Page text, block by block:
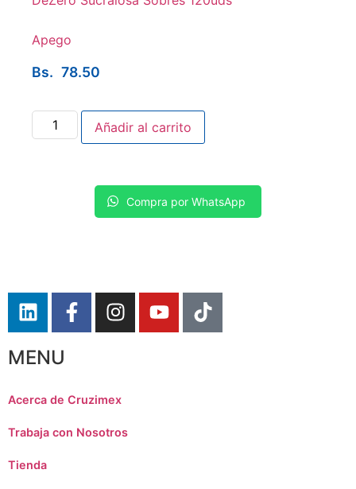
Apego
Bs. 78.50
Añadir al carrito
Compra por WhatsApp
MENU
Acerca de Cruzimex
Trabaja con Nosotros
Tienda